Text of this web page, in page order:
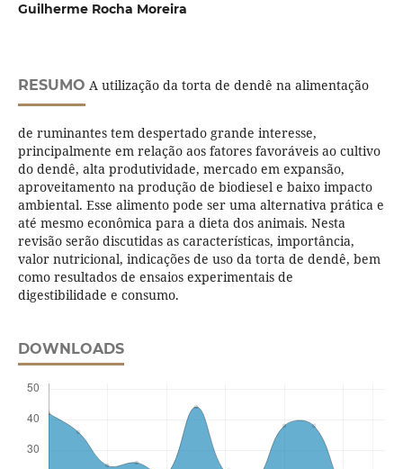
Guilherme Rocha Moreira
RESUMO A utilização da torta de dendê na alimentação
de ruminantes tem despertado grande interesse,
principalmente em relação aos fatores favoráveis ao cultivo
do dendê, alta produtividade, mercado em expansão,
aproveitamento na produção de biodiesel e baixo impacto
ambiental. Esse alimento pode ser uma alternativa prática e
até mesmo econômica para a dieta dos animais. Nesta
revisão serão discutidas as características, importância,
valor nutricional, indicações de uso da torta de dendê, bem
como resultados de ensaios experimentais de
digestibilidade e consumo.
DOWNLOADS